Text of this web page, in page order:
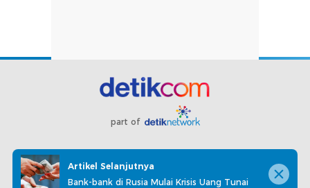
part of
Redaksi Pedoman Media Siber Karir
Kotak Pos
Info Iklan
Privacy Policy
Artikel Selanjutnya
Bank-bank di Rusia Mulai Krisis Uang Tunai